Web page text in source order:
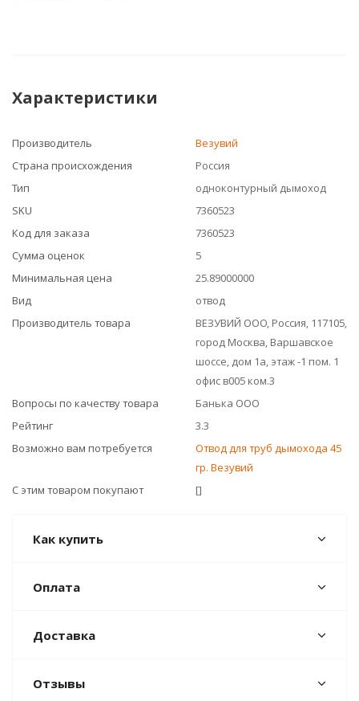
Характеристики
Производитель
Везувий
Страна происхождения
Россия
Тип
одноконтурный дымоход
SKU
7360523
Код для заказа
7360523
Сумма оценок
5
Минимальная цена
25.89000000
Вид
отвод
Производитель товара
ВЕЗУВИЙ ООО, Россия, 117105,
город Москва, Варшавское
шоссе, дом 1а, этаж -1 пом. 1
офис в005 ком.3
Вопросы по качеству товара
Банька ООО
Рейтинг
3.3
Возможно вам потребуется
Отвод для труб дымохода 45
гр. Везувий
С этим товаром покупают
[]
Как купить
Оплата
Доставка
Отзывы